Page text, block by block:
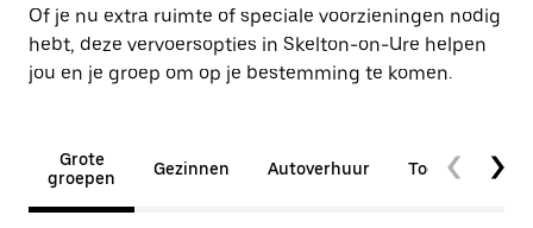
Of je nu extra ruimte of speciale voorzieningen nodig
hebt, deze vervoersopties in Skelton-on-Ure helpen
jou en je groep om op je bestemming te komen.
Grote
groepen
Gezinnen Autoverhuur